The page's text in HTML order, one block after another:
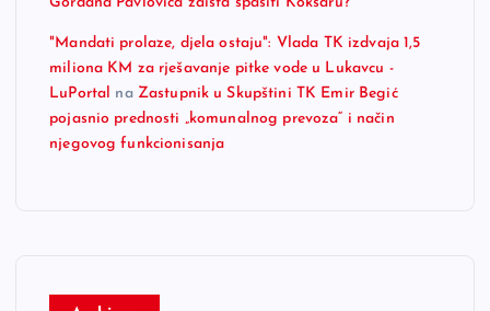
"Mandati prolaze, djela ostaju": Vlada TK izdvaja 1,5
miliona KM za rješavanje pitke vode u Lukavcu -
LuPortal na Zastupnik u Skupštini TK Emir Begić
pojasnio prednosti „komunalnog prevoza“ i način
njegovog funkcionisanja